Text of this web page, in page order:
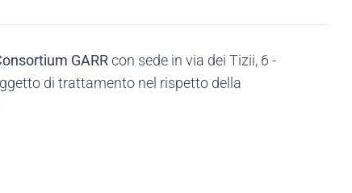
GARRcon sede in via dei Tizii, 6 -
di trattamento nel rispetto della